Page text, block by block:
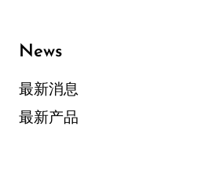
News
最新消息
最新产品